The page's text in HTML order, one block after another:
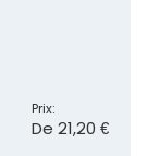
Prix:
De 21,20 €